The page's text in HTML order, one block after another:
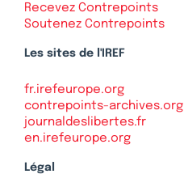
Recevez Contrepoints
Soutenez Contrepoints
Les sites de l'IREF
fr.irefeurope.org
contrepoints-archives.org
journaldeslibertes.fr
en.irefeurope.org
Légal